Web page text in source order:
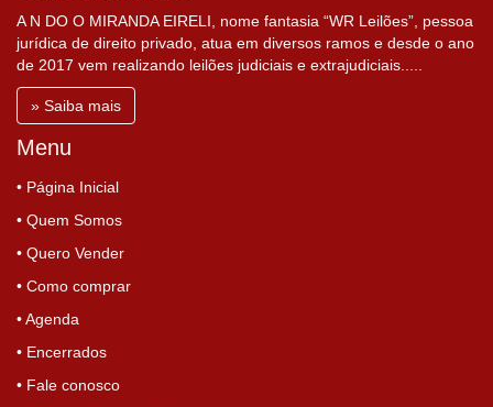
A N DO O MIRANDA EIRELI, nome fantasia “WR Leilões”, pessoa
jurídica de direito privado, atua em diversos ramos e desde o ano
de 2017 vem realizando leilões judiciais e extrajudiciais.....
» Saiba mais
Menu
• Página Inicial
• Quem Somos
• Quero Vender
• Como comprar
• Agenda
• Encerrados
• Fale conosco